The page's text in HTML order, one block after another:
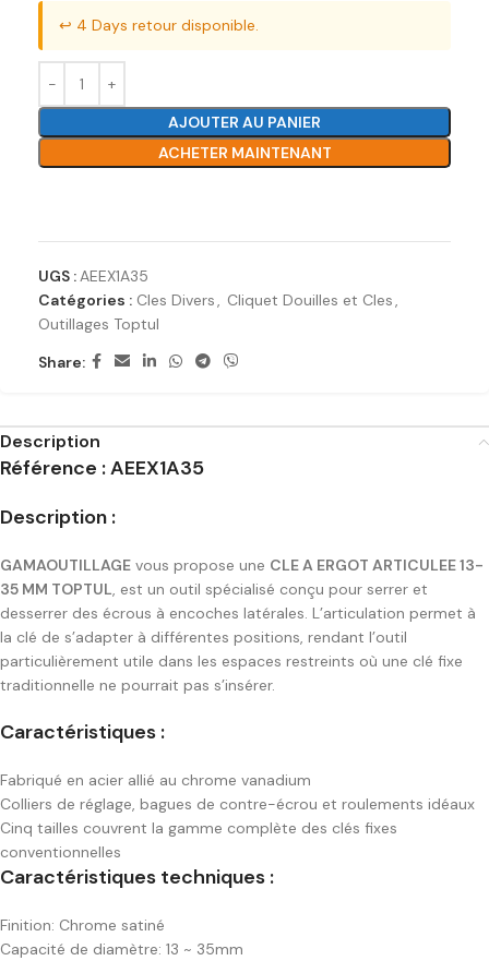
↩️ 4 Days retour disponible.
AJOUTER AU PANIER
ACHETER MAINTENANT
UGS :AEEX1A35
Catégories : Cles Divers, Cliquet Douilles et Cles,
Outillages Toptul
Share:
Description
Référence : AEEX1A35
Description :
GAMAOUTILLAGE vous propose une CLE A ERGOT ARTICULEE 13-
35 MM TOPTUL, est un outil spécialisé conçu pour serrer et
desserrer des écrous à encoches latérales. L’articulation permet à
la clé de s’adapter à différentes positions, rendant l’outil
particulièrement utile dans les espaces restreints où une clé fixe
traditionnelle ne pourrait pas s’insérer.
Caractéristiques :
Fabriqué en acier allié au chrome vanadium
Colliers de réglage, bagues de contre-écrou et roulements idéaux
Cinq tailles couvrent la gamme complète des clés fixes
conventionnelles
Caractéristiques techniques :
Finition: Chrome satiné
Capacité de diamètre: 13 ~ 35mm